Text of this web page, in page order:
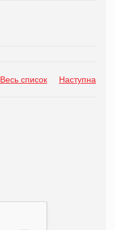
Весь список Наступна